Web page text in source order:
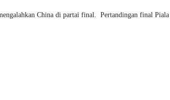
China di partai final. Pertandingan final